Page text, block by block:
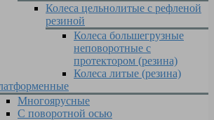
Колеса цельнолитые с рефленой
резиной
Колеса большегрузные
неповоротные с
протектором (резина)
Колеса литые (резина)
Многоярусные
С поворотной осью